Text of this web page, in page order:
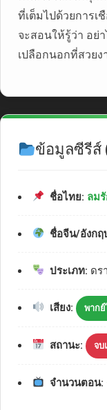
ที่เต็มไปด้วยการ
จะสอนให้รู้ว่า อย่
เปลือกนอกที่สวยง
ข้อมูลซีรีส์
ชื่อไทย: ลม
ชื่อจีน/อังกฤ
ประเภท: ดร
เสียง: พากย์
สถานะ: จบ
จำนวนตอน: